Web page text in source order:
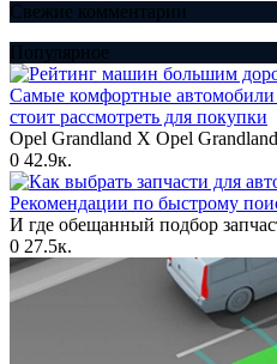
Свежие комментарии
Популярное
Самые комфортные автомобили
стоит рассмотреть для покупки
Opel Grandland X Opel
0 42.9к.
Рекомендации по быстрому
И где обещанный подбор
0 27.5к.